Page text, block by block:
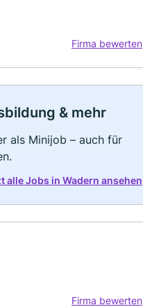
Firma bewerten
& mehr
als Minijob – auch für
alle Jobs in Wadern ansehen
Firma bewerten